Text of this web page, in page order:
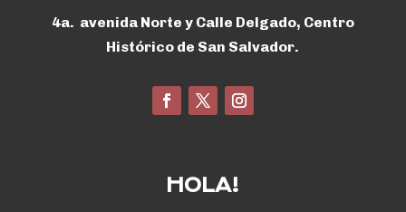
4a. avenida Norte y Calle Delgado, Centro
Histórico de San Salvador.
HOLA!